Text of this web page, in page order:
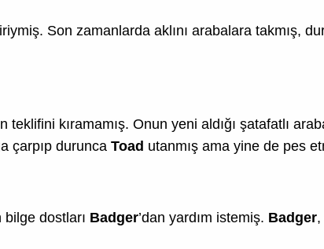
Son zamanlarda aklını arabalara takmış,
teklifini kıramamış. Onun yeni aldığı şatafatlı
çarpıp duruncaToad utanmış ama yine de pes
bilge dostları Badger’dan yardım istemiş. Badger,